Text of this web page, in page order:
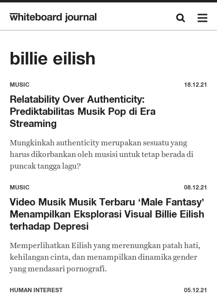
billie eilish
MUSIC 18.12.21
Relatability Over Authenticity:
Prediktabilitas Musik Pop di Era
Streaming
Mungkinkah authenticity merupakan sesuatu yang
harus dikorbankan oleh musisi untuk tetap berada di
puncak tangga lagu?
MUSIC 08.12.21
Video Musik Musik Terbaru ‘Male Fantasy’
Menampilkan Eksplorasi Visual Billie Eilish
terhadap Depresi
Memperlihatkan Eilish yang merenungkan patah hati,
kehilangan cinta, dan menampilkan dinamika gender
yang mendasari pornografi.
HUMAN INTEREST 05.12.21